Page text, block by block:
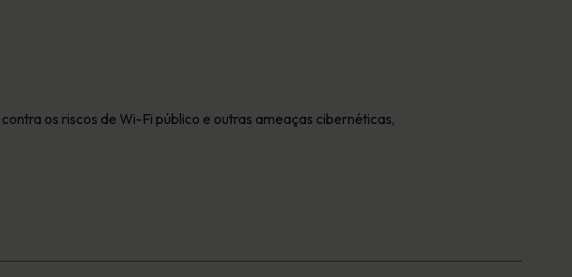
os riscos de Wi-Fi público e outras ameaças cibernéticas,